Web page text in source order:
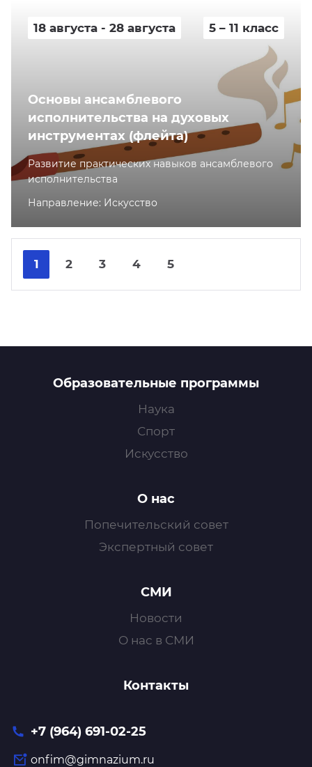
18 августа - 28 августа 5 – 11 класс
Основы ансамблевого
исполнительства на духовых
инструментах (флейта)
Развитие практических навыков ансамблевого
исполнительства
Направление: Искусство
1 2 3 4 5
Образовательные программы
Наука
Спорт
Искусство
О нас
Попечительский совет
Экспертный совет
СМИ
Новости
О нас в СМИ
Контакты
+7 (964) 691-02-25
onfim@gimnazium.ru